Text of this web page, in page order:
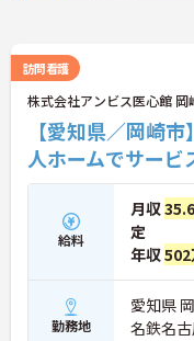
専門性を着実に深めて
★おすすめPOINT★
＜個別ＯＪＴとチーム
・入職後はお一人おひ
のＯＪＴ研修を実施し
の機会も提供されます
・施設内には看護師が
の対応や専門的な医療
負担が減ります
・介護スタッフと看護
しやすく、初任者研修
専門性を高められます
訪問看護
株式会社アンビス医心館 岡
【愛知県／岡崎
人ホームでサービ
給料
月収
定
年収502
勤務地
愛知県
名鉄名